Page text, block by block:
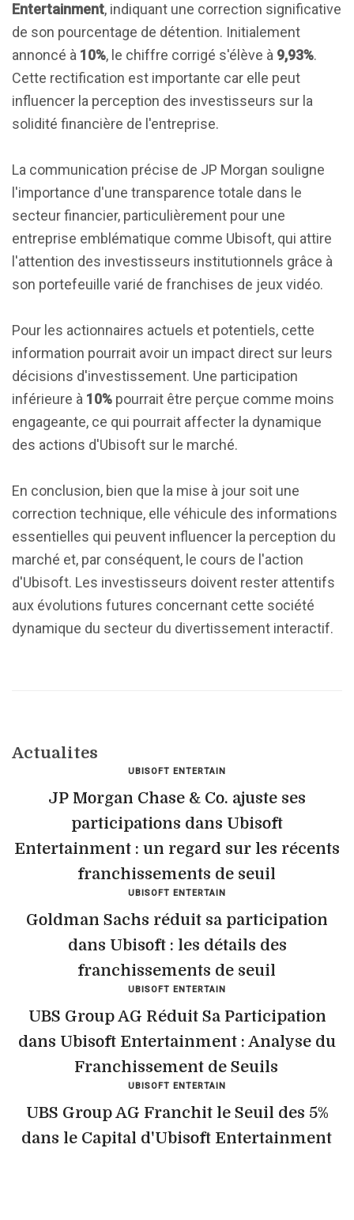
Entertainment, indiquant une correction significative
de son pourcentage de détention. Initialement
annoncé à 10%, le chiffre corrigé s'élève à 9,93%.
Cette rectification est importante car elle peut
influencer la perception des investisseurs sur la
solidité financière de l'entreprise.
La communication précise de JP Morgan souligne
l'importance d'une transparence totale dans le
secteur financier, particulièrement pour une
entreprise emblématique comme Ubisoft, qui attire
l'attention des investisseurs institutionnels grâce à
son portefeuille varié de franchises de jeux vidéo.
Pour les actionnaires actuels et potentiels, cette
information pourrait avoir un impact direct sur leurs
décisions d'investissement. Une participation
inférieure à 10% pourrait être perçue comme moins
engageante, ce qui pourrait affecter la dynamique
des actions d'Ubisoft sur le marché.
En conclusion, bien que la mise à jour soit une
correction technique, elle véhicule des informations
essentielles qui peuvent influencer la perception du
marché et, par conséquent, le cours de l'action
d'Ubisoft. Les investisseurs doivent rester attentifs
aux évolutions futures concernant cette société
dynamique du secteur du divertissement interactif.
Actualites
UBISOFT ENTERTAIN
JP Morgan Chase & Co. ajuste ses
participations dans Ubisoft
Entertainment : un regard sur les récents
franchissements de seuil
UBISOFT ENTERTAIN
Goldman Sachs réduit sa participation
dans Ubisoft : les détails des
franchissements de seuil
UBISOFT ENTERTAIN
UBS Group AG Réduit Sa Participation
dans Ubisoft Entertainment : Analyse du
Franchissement de Seuils
UBISOFT ENTERTAIN
UBS Group AG Franchit le Seuil des 5%
dans le Capital d'Ubisoft Entertainment